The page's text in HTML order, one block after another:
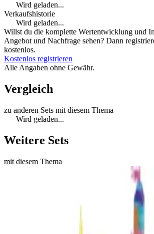
Wird geladen...
Verkaufshistorie
Wird geladen...
Willst du die komplette Wertentwicklung und
Angebot und Nachfrage sehen? Dann
kostenlos.
Kostenlos registrieren
Alle Angaben ohne Gewähr.
Vergleich
zu anderen Sets mit diesem Thema
Wird geladen...
Weitere Sets
mit diesem Thema